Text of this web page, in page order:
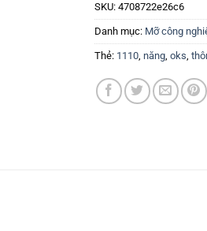
SKU: 4708722e26c6
Danh mục: Mỡ công
Thẻ: 1110, năng, oks,